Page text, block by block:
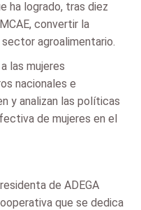
ha logrado, tras diez
convertir la
agroalimentario.
las mujeres
nacionales e
y analizan las políticas
de mujeres en el
de ADEGA
que se dedica